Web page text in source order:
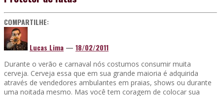
COMPARTILHE:
Lucas Lima — 18/02/2011
Durante o verão e carnaval nós costumos consumir muita
cerveja. Cerveja essa que em sua grande maioria é adquirida
através de vendedores ambulantes em praias, shows ou durante
uma noitada mesmo. Mas você tem coragem de colocar sua